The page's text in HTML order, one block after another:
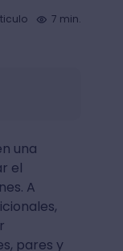
7 min.
una
el
A
pares y